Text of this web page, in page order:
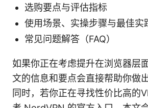
选购要点与评估指标
使用场景、实操步骤与最佳实
常见问题解答（FAQ）
如果你正在考虑提升在浏览器层
文的信息和要点会直接帮助你做
同时，若你正在寻找性价比高的